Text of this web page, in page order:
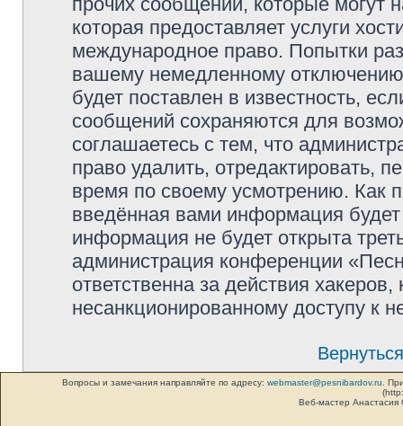
которая предоставляет услуги
международное право. Попытки
вашему немедленному
будет поставлен в известность,
сообщений сохраняются для
соглашаетесь с тем, что
право удалить, отредактировать,
время по своему усмотрению. Как
введённая вами информация
информация не будет открыта
администрация конференции
ответственна за действия
несанкционированному доступу к
Вопросы и замечания направляйте по адресу: webmaster@pesnibardov.ru .
Веб-мастер